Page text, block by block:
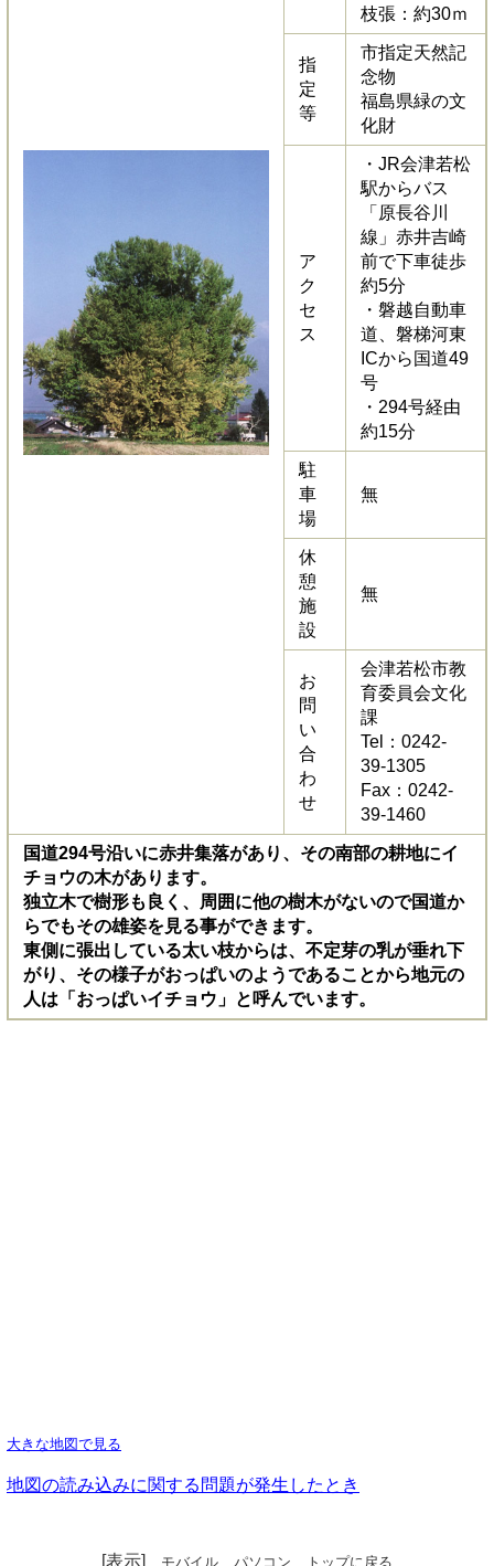
枝張：約30ｍ
指
定
等
市指定天然記
念物
福島県緑の文
化財
ア
ク
セ
ス
・JR会津若松
駅からバス
「原長谷川
線」赤井吉崎
前で下車徒歩
約5分
・磐越自動車
道、磐梯河東
ICから国道49
号
・294号経由
約15分
駐
車
場
無
休
憩
施
設
無
お
問
い
合
わ
せ
会津若松市教
育委員会文化
課
Tel：0242-
39-1305
Fax：0242-
39-1460
国道294号沿いに赤井集落があり、その南部の耕地にイ
チョウの木があります。
独立木で樹形も良く、周囲に他の樹木がないので国道か
らでもその雄姿を見る事ができます。
東側に張出している太い枝からは、不定芽の乳が垂れ下
がり、その様子がおっぱいのようであることから地元の
人は「おっぱいイチョウ」と呼んでいます。
大きな地図で見る
地図の読み込みに関する問題が発生したとき
[表示] モバイル パソコン トップに戻る